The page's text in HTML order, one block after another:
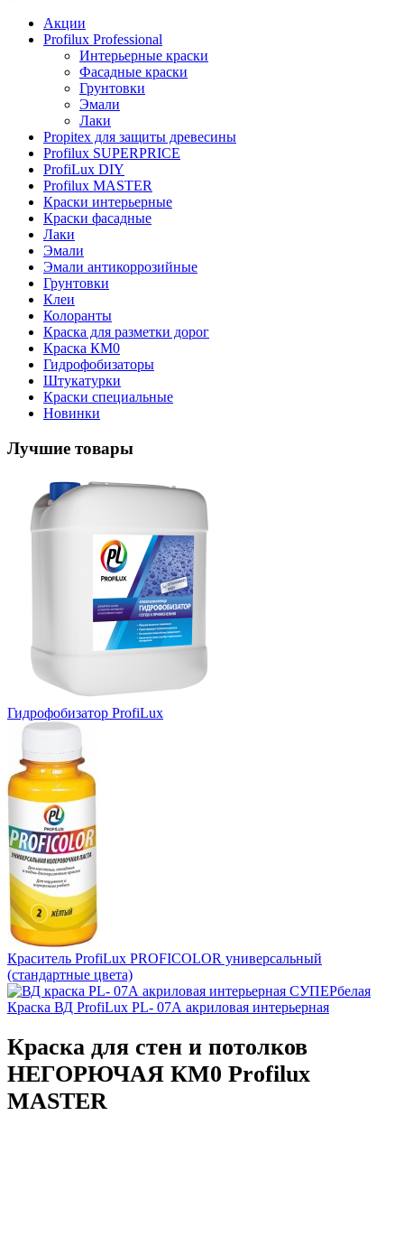
Акции
Profilux Professional
Интерьерные краски
Фасадные краски
Грунтовки
Эмали
Лаки
Propitex для защиты древесины
Profilux SUPERPRICE
ProfiLux DIY
Profilux MASTER
Краски интерьерные
Краски фасадные
Лаки
Эмали
Эмали антикоррозийные
Грунтовки
Клеи
Колоранты
Краска для разметки дорог
Краска КМ0
Гидрофобизаторы
Штукатурки
Краски специальные
Новинки
Лучшие товары
Гидрофобизатор ProfiLux
Краситель ProfiLux PROFICOLOR универсальный
(стандартные цвета)
Краска ВД ProfiLux PL- 07А акриловая интерьерная
Краска для стен и потолков
НЕГОРЮЧАЯ КМ0 Profilux
MASTER